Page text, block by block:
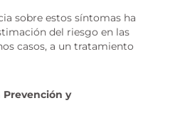
sobre estos síntomas ha
del riesgo en las
casos, a un tratamiento
Prevención y